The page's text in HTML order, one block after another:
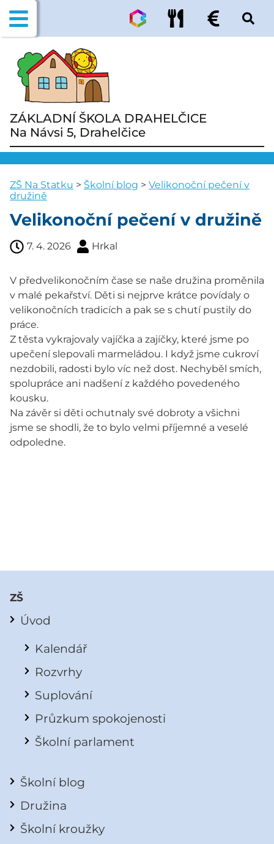
ZÁKLADNÍ ŠKOLA DRAHELČICE
Na Návsi 5, Drahelčice
ZŠ Na Statku > Školní blog > Velikonoční pečení v
družině
Velikonoční pečení v družině
7. 4. 2026 Hrkal
V předvelikonočním čase se naše družina proměnila
v malé pekařství. Děti si nejprve krátce povídaly o
velikonočních tradicích a pak se s chutí pustily do
práce.
Z těsta vykrajovaly vajíčka a zajíčky, které jsme po
upečení slepovali marmeládou. I když jsme cukroví
nezdobili, radosti bylo víc než dost. Nechyběl smích,
spolupráce ani nadšení z každého povedeného
kousku.
Na závěr si děti ochutnaly své dobroty a všichni
jsme se shodli, že to bylo velmi příjemné a veselé
odpoledne.
ZŠ
Úvod
Kalendář
Rozvrhy
Suplování
Průzkum spokojenosti
Školní parlament
Školní blog
Družina
Školní kroužky